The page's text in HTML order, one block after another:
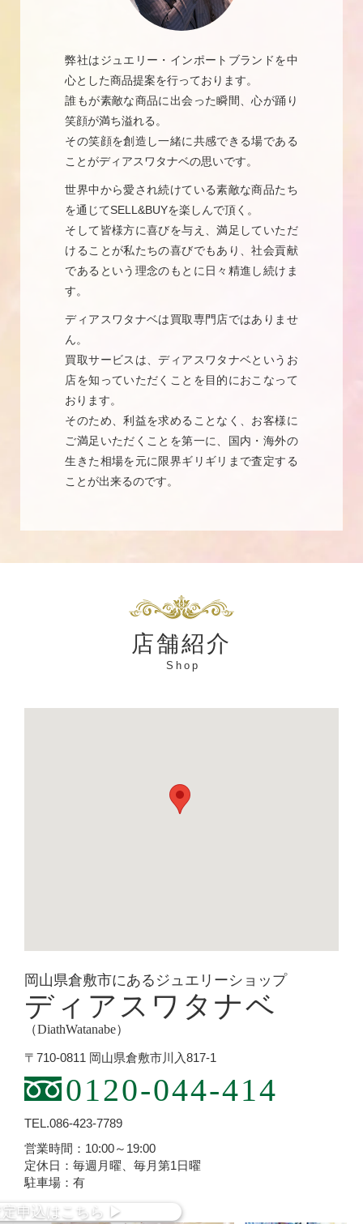
弊社はジュエリー・インポートブランドを中
心とした商品提案を行っております。
誰もが素敵な商品に出会った瞬間、心が踊り
笑顔が満ち溢れる。
その笑顔を創造し一緒に共感できる場である
ことがディアスワタナベの思いです。
世界中から愛され続けている素敵な商品たち
を通じてSELL&BUYを楽しんで頂く。
そして皆様方に喜びを与え、満足していただ
けることが私たちの喜びでもあり、社会貢献
であるという理念のもとに日々精進し続けま
す。
ディアスワタナベは買取専門店ではありませ
ん。
買取サービスは、ディアスワタナベというお
店を知っていただくことを目的におこなって
おります。
そのため、利益を求めることなく、お客様に
ご満足いただくことを第一に、国内・海外の
生きた相場を元に限界ギリギリまで査定する
ことが出来るのです。
店舗紹介
Shop
岡山県倉敷市にあるジュエリーショップ
ディアスワタナベ
（DiathWatanabe）
〒710-0811 岡山県倉敷市川入817-1
0120-044-414
TEL.086-423-7789
営業時間：10:00～19:00
定休日：毎週月曜、毎月第1日曜
駐車場：有
申込 はこちら ▶︎